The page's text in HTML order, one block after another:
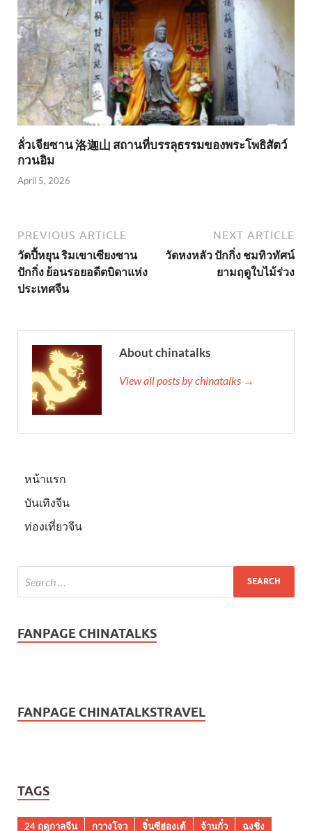
ลั่วเจียซาน 洛迦山 สถานที่บรรลุธรรมของพระโพธิสัตว์
กวนอิม
April 5, 2026
PREVIOUS ARTICLE
วัดปี้หยุน ริมเขาเซียงซาน
ปักกิ่ง ย้อนรอยอดีตบิดาแห่ง
ประเทศจีน
NEXT ARTICLE
วัดหงหลัว ปักกิ่ง ชมทิวทัศน์
ยามฤดูใบไม้ร่วง
About chinatalks
View all posts by chinatalks →
หน้าแรก
บันเทิงจีน
ท่องเที่ยวจีน
FANPAGE CHINATALKS
FANPAGE CHINATALKSTRAVEL
TAGS
24 ฤดูกาลจีน กวางโจว จิ๋นซีฮ่องเต้ จ้านกั๋ว ฉงชิ่ง